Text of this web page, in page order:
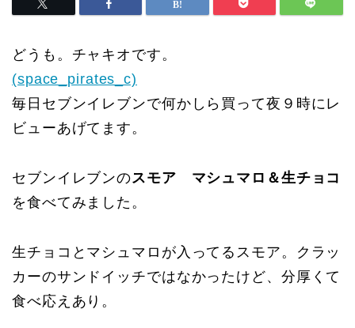
どうも。チャキオです。
(space_pirates_c)
毎日セブンイレブンで何かしら買って夜９時にレ
ビューあげてます。
セブンイレブンのスモア マシュマロ＆生チョコ
を食べてみました。
生チョコとマシュマロが入ってるスモア。クラッ
カーのサンドイッチではなかったけど、分厚くて
食べ応えあり。